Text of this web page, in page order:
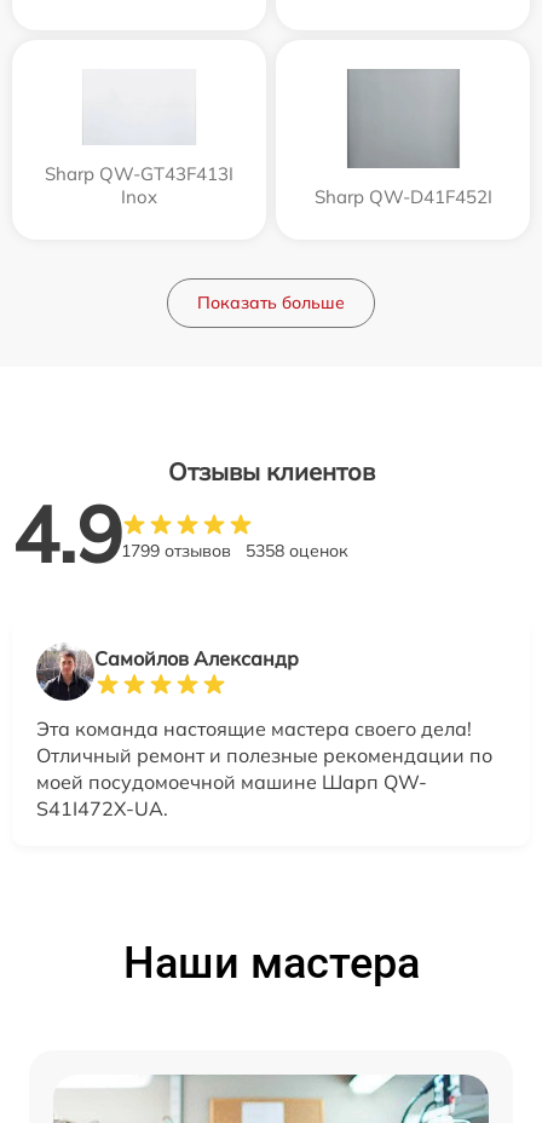
Sharp QW-GT43F413I
Inox
Sharp QW-D41F452I
Показать больше
Отзывы клиентов
4.91799 отзывов 5358 оценок
Самойлов Александр
Эта команда настоящие мастера своего дела!
Отличный ремонт и полезные рекомендации по
моей посудомоечной машине Шарп QW-
S41I472X-UA.
Наши мастера